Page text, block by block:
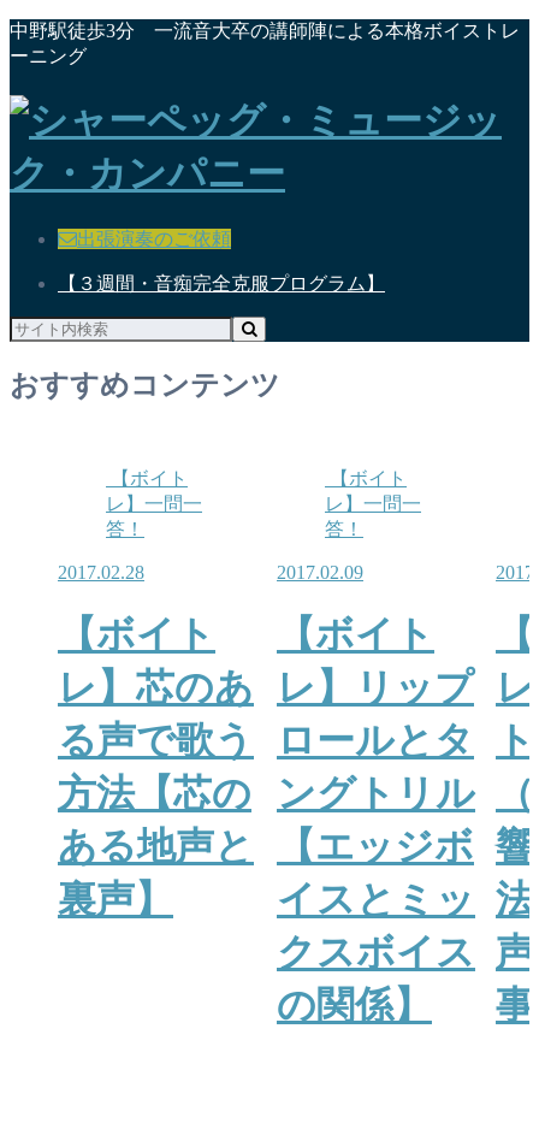
中野駅徒歩3分 一流音大卒の講師陣による本格ボイストレ
ーニング
出張演奏のご依頼
【３週間・音痴完全克服プログラム】
おすすめコンテンツ
【ボイト
レ】一問一
答！
2017.02.28
【ボイト
レ】芯のあ
る声で歌う
方法【芯の
ある地声と
裏声】
【ボイト
レ】一問一
答！
2017.02.09
【ボイト
レ】リップ
ロールとタ
ングトリル
【エッジボ
イスとミッ
クスボイス
の関係】